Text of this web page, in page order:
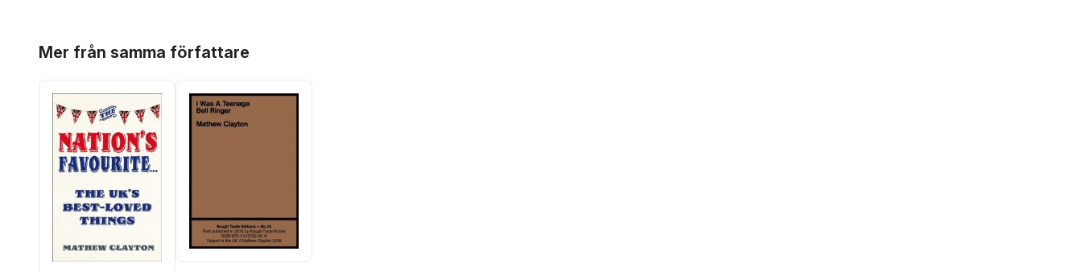
Mer från samma författare